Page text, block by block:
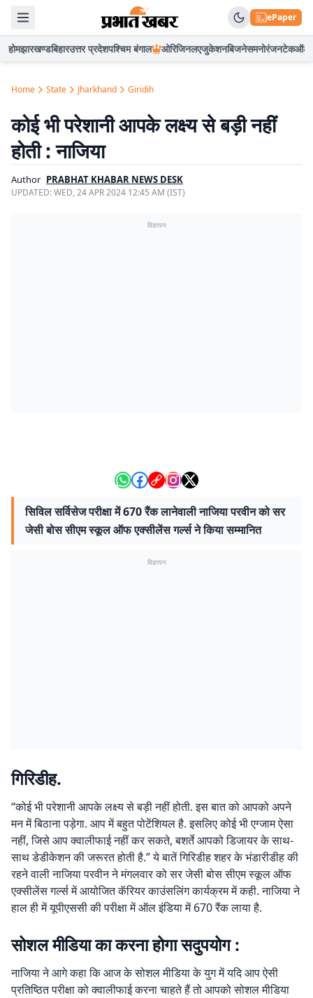
ePaper
होमझारखण्डबिहारउत्तर प्रदेशपश्चिम बंगाल ओरिजिनलएजुकेशनबिजनेसमनोरंजनटेकऑटो
Home State Jharkhand Giridih
कोई भी परेशानी आपके लक्ष्य से बड़ी नहीं
होती : नाजिया
Author PRABHAT KHABAR NEWS DESK
UPDATED:WED, 24 APR 2024 12:45 AM (IST)
विज्ञापन
सिविल सर्विसेज परीक्षा में 670 रैंक लानेवाली नाजिया परवीन को सर
जेसी बोस सीएम स्कूल ऑफ एक्सीलेंस गर्ल्स ने किया सम्मानित
विज्ञापन
गिरिडीह.
“कोई भी परेशानी आपके लक्ष्य से बड़ी नहीं होती. इस बात को आपको अपने
मन में बिठाना पड़ेगा. आप में बहुत पोटेंशियल है. इसलिए कोई भी एग्जाम ऐसा
नहीं, जिसे आप क्वालीफाई नहीं कर सकते, बशर्ते आपको डिजायर के साथ-
साथ डेडीकेशन की जरूरत होती है.” ये बातें गिरिडीह शहर के भंडारीडीह की
रहने वाली नाजिया परवीन ने मंगलवार को सर जेसी बोस सीएम स्कूल ऑफ
एक्सीलेंस गर्ल्स में आयोजित कॅरियर काउंसलिंग कार्यक्रम में कही. नाजिया ने
हाल ही में यूपीएससी की परीक्षा में ऑल इंडिया में 670 रैंक लाया है.
सोशल मीडिया का करना होगा सदुपयोग :
नाजिया ने आगे कहा कि आज के सोशल मीडिया के युग में यदि आप ऐसी
प्रतिष्ठित परीक्षा को क्वालीफाई करना चाहते हैं तो आपको सोशल मीडिया